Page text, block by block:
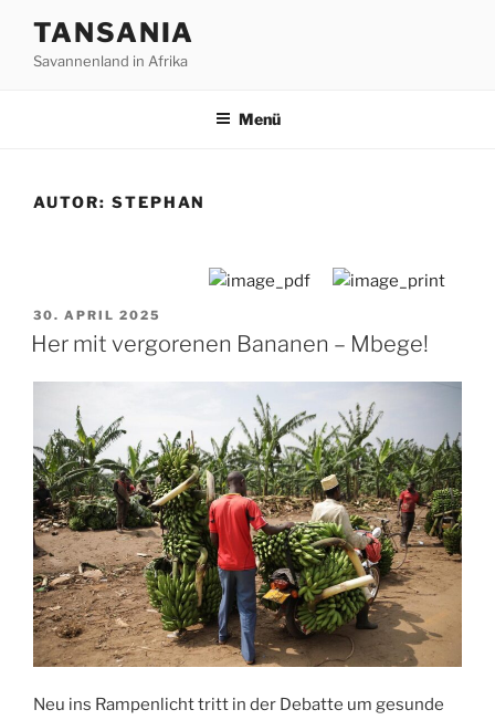
Inhalt
springen
TANSANIA
Savannenland in Afrika
Menü
AUTOR: STEPHAN
VERÖFFENTLICHT
AM
30. APRIL 2025
Her mit vergorenen Bananen – Mbege!
Neu ins Rampenlicht tritt in der Debatte um gesunde